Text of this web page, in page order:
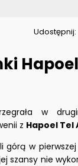
Udostępnij:
w
z Hapoel Tel
górą w
szansy nie